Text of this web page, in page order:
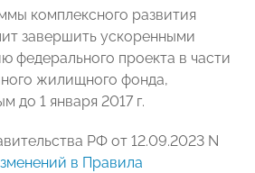
комплексного развития
завершить ускоренными
федерального проекта в части
жилищного фонда,
до 1 января 2017 г.
РФ от 12.09.2023 N
в Правила